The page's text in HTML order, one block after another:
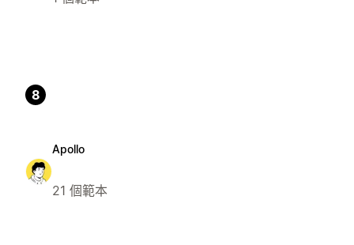
8
Apollo
21 個範本